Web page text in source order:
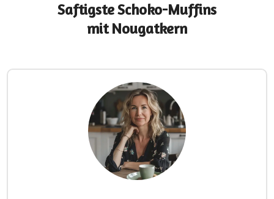
Saftigste Schoko-Muffins
mit Nougatkern